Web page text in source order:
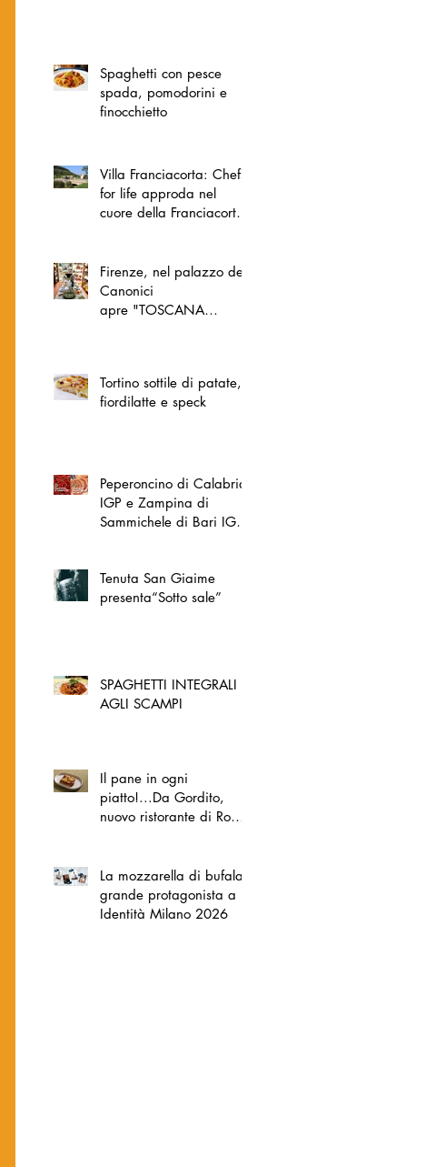
Spaghetti con pesce
spada, pomodorini e
finocchietto
Villa Franciacorta: Chefs
for life approda nel
cuore della Franciacorta,
Firenze, nel palazzo dei
Canonici
apre "TOSCANA
Tortino sottile di patate,
fiordilatte e speck
Peperoncino di Calabria
IGP e Zampina di
Sammichele di Bari IGP
Tenuta San Giaime
presenta“Sotto sale”
SPAGHETTI INTEGRALI
AGLI SCAMPI
Il pane in ogni
piatto!...Da Gordito,
nuovo ristorante di Roma
La mozzarella di bufala
grande protagonista a
Identità Milano 2026